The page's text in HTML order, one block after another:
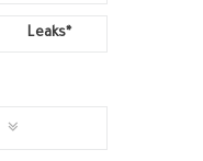
Leaks*